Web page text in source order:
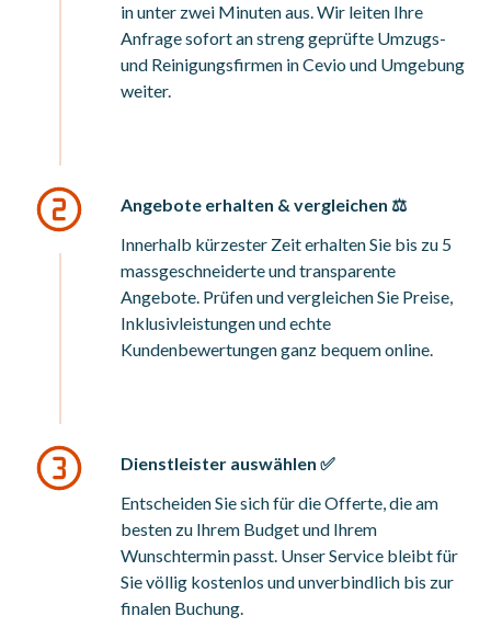
in unter zwei Minuten aus. Wir leiten Ihre
Anfrage sofort an streng geprüfte Umzugs-
und Reinigungsfirmen in Cevio und Umgebung
weiter.
Angebote erhalten & vergleichen ⚖️
Innerhalb kürzester Zeit erhalten Sie bis zu 5
massgeschneiderte und transparente
Angebote. Prüfen und vergleichen Sie Preise,
Inklusivleistungen und echte
Kundenbewertungen ganz bequem online.
Dienstleister auswählen ✅
Entscheiden Sie sich für die Offerte, die am
besten zu Ihrem Budget und Ihrem
Wunschtermin passt. Unser Service bleibt für
Sie völlig kostenlos und unverbindlich bis zur
finalen Buchung.